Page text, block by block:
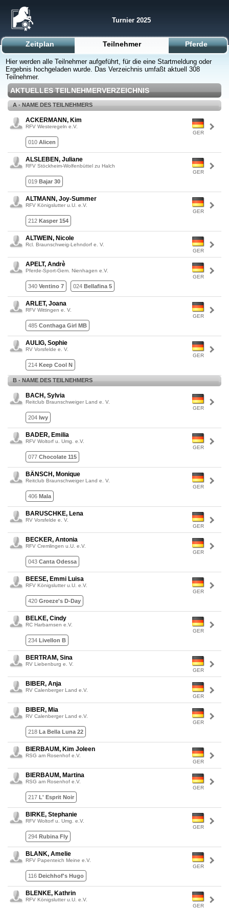
Turnier 2025
Zeitplan Teilnehmer Pferde
Hier werden alle Teilnehmer aufgeführt, für die eine Startmeldung oder
Ergebnis hochgeladen wurde. Das Verzeichnis umfaßt aktuell 308
Teilnehmer.
AKTUELLES TEILNEHMERVERZEICHNIS
A - NAME DES TEILNEHMERS
GER
ACKERMANN, Kim
RFV Westeregeln e.V.
010 Alicen
GER
ALSLEBEN, Juliane
RFV Stöckheim-Wolfenbüttel zu Halch
019 Bajar 30
GER
ALTMANN, Joy-Summer
RFV Königslutter u.U. e.V.
212 Kasper 154
GER
ALTWEIN, Nicole
Rcl. Braunschweig-Lehndorf e. V.
GER
APELT, Andrè
Pferde-Sport-Gem. Nienhagen e.V.
340 Ventino 7 024 Bellafina 5
GER
ARLET, Joana
RFV Wittingen e. V.
485 Conthaga Girl MB
GER
AULIG, Sophie
RV Vorsfelde e. V.
214 Keep Cool N
B - NAME DES TEILNEHMERS
GER
BACH, Sylvia
Reitclub Braunschweiger Land e. V.
204 Iwy
GER
BADER, Emilia
RFV Woltorf u. Umg. e.V.
077 Chocolate 115
GER
BÄNSCH, Monique
Reitclub Braunschweiger Land e. V.
406 Mala
GER
BARUSCHKE, Lena
RV Vorsfelde e. V.
GER
BECKER, Antonia
RFV Cremlingen u.U. e.V.
043 Canta Odessa
GER
BEESE, Emmi Luisa
RFV Königslutter u.U. e.V.
420 Groeze's D-Day
GER
BELKE, Cindy
RC Harbarnsen e.V.
234 Livellon B
GER
BERTRAM, Sina
RV Liebenburg e. V.
GER
BIBER, Anja
RV Calenberger Land e.V.
GER
BIBER, Mia
RV Calenberger Land e.V.
218 La Bella Luna 22
GER
BIERBAUM, Kim Joleen
RSG am Rosenhof e.V.
GER
BIERBAUM, Martina
RSG am Rosenhof e.V.
217 L' Esprit Noir
GER
BIRKE, Stephanie
RFV Woltorf u. Umg. e.V.
294 Rubina Fly
GER
BLANK, Amelie
RFV Papenteich Meine e.V.
116 Deichhof's Hugo
GER
BLENKE, Kathrin
RFV Königslutter u.U. e.V.